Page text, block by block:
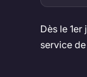
Dès le
service